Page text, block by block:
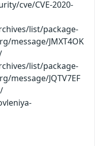
cve/CVE-2020-
list/package-
message/JMXT4OK
list/package-
message/JQTV7EF